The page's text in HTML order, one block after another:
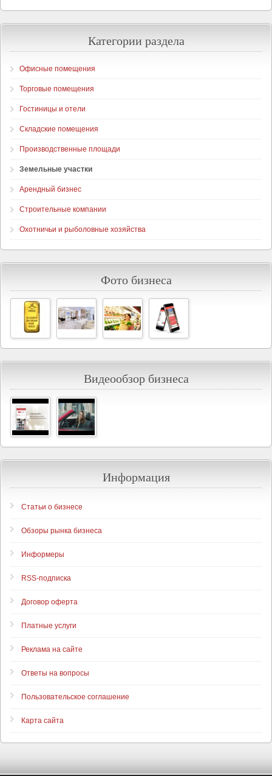
Категории раздела
Офисные помещения
Торговые помещения
Гостиницы и отели
Складские помещения
Производственные площади
Земельные участки
Арендный бизнес
Строительные компании
Охотничьи и рыболовные хозяйства
Фото бизнеса
Видеообзор бизнеса
Информация
Статьи о бизнесе
Обзоры рынка бизнеса
Информеры
RSS-подписка
Договор оферта
Платные услуги
Реклама на сайте
Ответы на вопросы
Пользовательское соглашение
Карта сайта